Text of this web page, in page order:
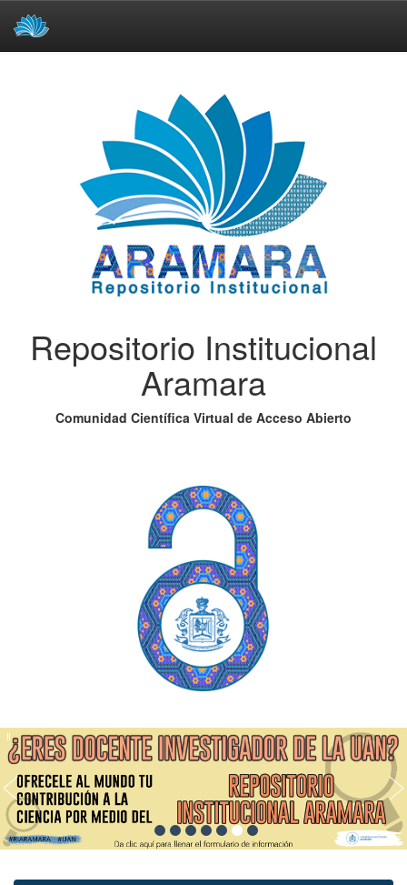
Repositorio Institucional
Aramara
Comunidad Científica Virtual de Acceso Abierto